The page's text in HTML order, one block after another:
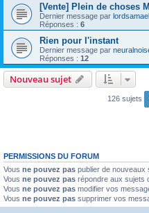
[Vente] Plein de choses
Dernier message par lordsamael
Réponses : 6
Rien pour l'instant
Dernier message par
Réponses : 12
Nouveau sujet
126 sujets
PERMISSIONS DU FORUM
Vous ne pouvez pas publier de nouveaux
Vous ne pouvez pas répondre aux sujets
Vous ne pouvez pas modifier vos
Vous ne pouvez pas supprimer vos